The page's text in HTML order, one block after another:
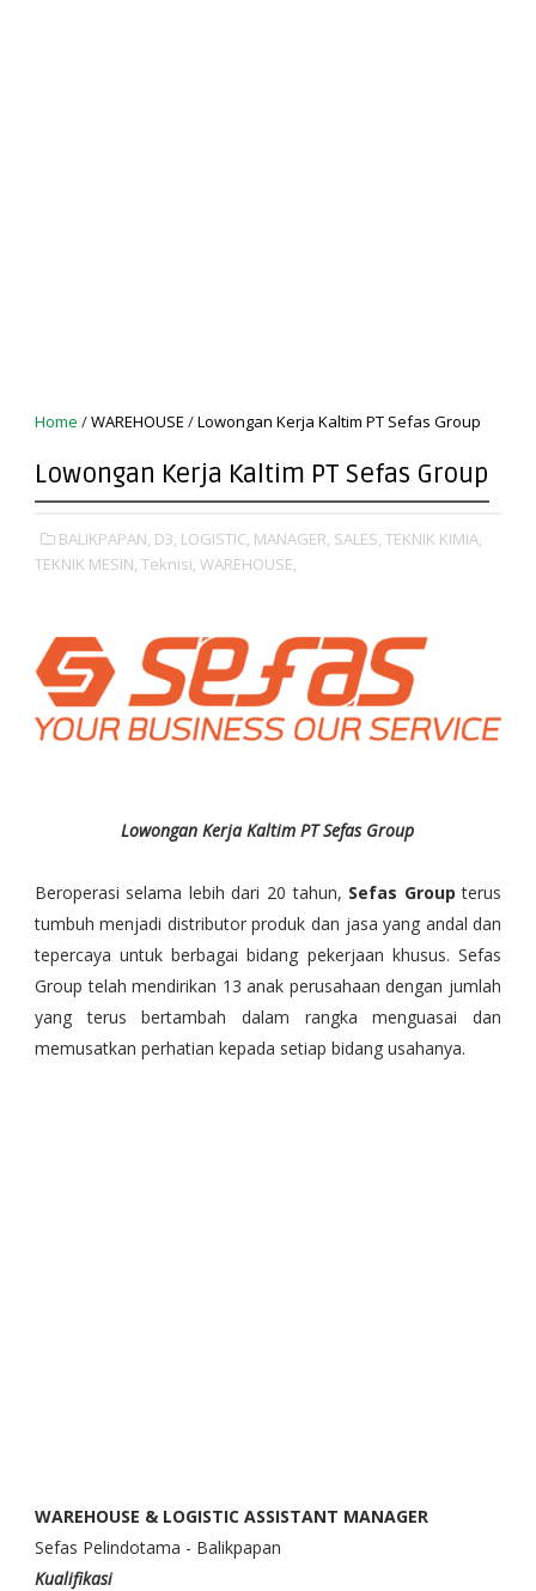
Home /WAREHOUSE /Lowongan Kerja Kaltim PT Sefas Group
Lowongan Kerja Kaltim PT Sefas Group
BALIKPAPAN, D3, LOGISTIC, MANAGER, SALES, TEKNIK KIMIA,
TEKNIK MESIN, Teknisi, WAREHOUSE,
Lowongan Kerja Kaltim PT Sefas Group
Beroperasi selama lebih dari 20 tahun, Sefas Groupterus
tumbuh menjadi distributor produk dan jasa yang andal dan
tepercaya untuk berbagai bidang pekerjaan khusus. Sefas
Group telah mendirikan 13 anak perusahaan dengan jumlah
yang terus bertambah dalam rangka menguasai dan
memusatkan perhatian kepada setiap bidang usahanya.
WAREHOUSE & LOGISTIC ASSISTANT MANAGER
Sefas Pelindotama - Balikpapan
Kualifikasi